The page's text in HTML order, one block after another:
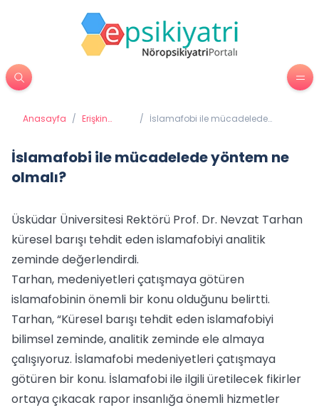
Anasayfa / Erişkin
/ İslamafobi ile mücadelede
İslamafobi ile mücadelede yöntem ne
olmalı?
Üsküdar Üniversitesi Rektörü Prof. Dr. Nevzat Tarhan
küresel barışı tehdit eden islamafobiyi analitik
zeminde değerlendirdi.
Tarhan, medeniyetleri çatışmaya götüren
islamafobinin önemli bir konu olduğunu belirtti.
Tarhan, “Küresel barışı tehdit eden islamafobiyi
bilimsel zeminde, analitik zeminde ele almaya
çalışıyoruz. İslamafobi medeniyetleri çatışmaya
götüren bir konu. İslamafobi ile ilgili üretilecek fikirler
ortaya çıkacak rapor insanlığa önemli hizmetler